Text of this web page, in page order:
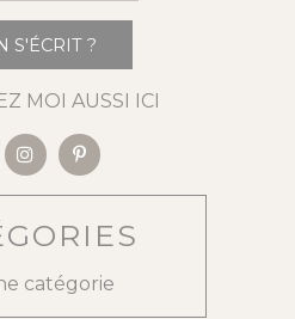
S'ÉCRIT ?
MOI AUSSI ICI
catégorie